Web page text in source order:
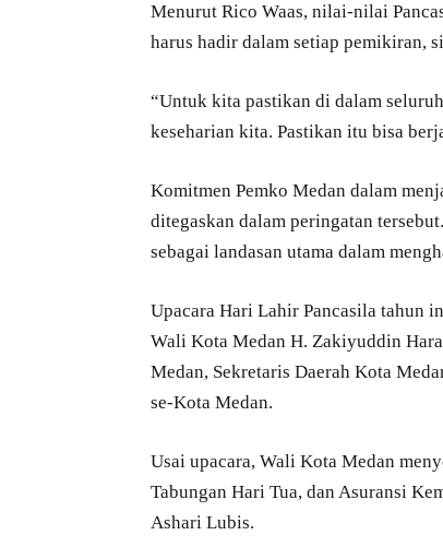
Menurut Rico Waas, nilai-nilai
harus hadir dalam setiap pemikiran,
“Untuk kita pastikan di dalam
keseharian kita. Pastikan itu bisa
Komitmen Pemko Medan dalam
ditegaskan dalam peringatan
sebagai landasan utama dalam
Upacara Hari Lahir Pancasila tahun
Wali Kota Medan H. Zakiyuddin
Medan, Sekretaris Daerah Kota
se-Kota Medan.
Usai upacara, Wali Kota Medan
Tabungan Hari Tua, dan Asuransi
Ashari Lubis.